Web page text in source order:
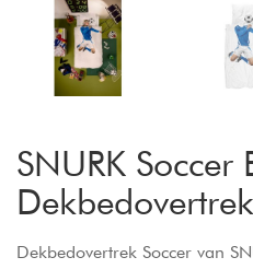
SNURK Soccer
Dekbedovertrek
Dekbedovertrek Soccer van